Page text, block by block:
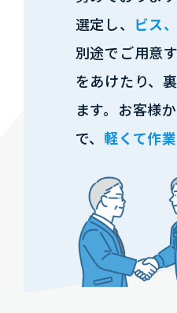
選定し、 ビス
別途でご用意
をあけたり、
ます。お客様
で、 軽くて作